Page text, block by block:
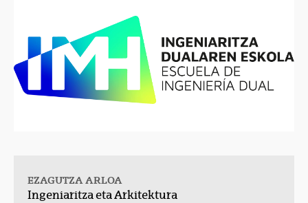
EZAGUTZA ARLOA
Ingeniaritza eta Arkitektura